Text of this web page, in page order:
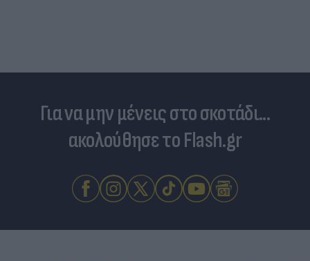
Για να μην μένεις στο σκοτάδι...
ακολούθησε το Flash.gr